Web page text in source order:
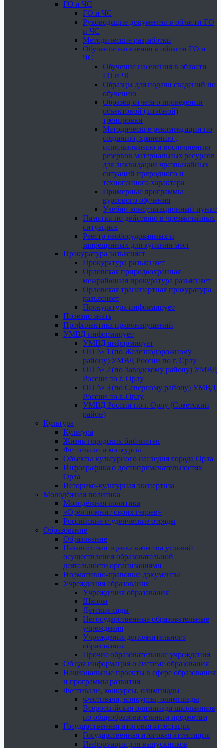
ГО и ЧС
ГО и ЧС
Руководящие документы в области ГО
и ЧС
Методические разработки
Обучение населения в области ГО и
ЧС
Обучение населения в области
ГО и ЧС
Образцы для подачи сведений по
обучению
Образец отчёта о проведении
объектовой (штабной)
тренировки
Методические рекомендации по
созданию, хранению ,
использованию и восполнению
резервов материальных ресурсов
для ликвидации чрезвычайных
ситуаций природного и
техногенного характера
Примерные программы
курсового обучения
Учебно-консультационный пункт
Памятки по действию в чрезвычайных
ситуациях
Реестр необорудованных и
запрещенных для купания мест
Прокуратура разъясняет
Прокуратура разъясняет
Орловская природоохранная
межрайонная прокуратура разъясняет
Орловская транспортная прокуратура
разъясняет
Прокуратура информирует
Полезно знать
Профилактика правонарушений
УМВД информирует
УМВД информирует
ОП № 1 (по Железнодорожному
району) УМВД России по г. Орлу
ОП № 2 (по Заводскому району) УМВД
России по г. Орлу
ОП № 3 (по Северному району) УМВД
России по г. Орлу
УМВД России по г. Орлу (Советский
район)
Культура
Культура
Жизнь городских библиотек
Фестивали и конкурсы
Объекты культурного наследия города Орла
Инфографика о достопримечательностях
Орла
Историко-культурная экспертиза
Молодёжная политика
Молодёжная политика
«Орёл помнит своих героев»
Российские студенческие отряды
Образование
Образование
Независимая оценка качества условий
осуществления образовательной
деятельности организациями
Нормативно-правовые документы
Учреждения образования
Учреждения образования
Школы
Детские сады
Негосударственные образовательные
учреждения
Учреждения дополнительного
образования
Прочие образовательные учреждения
Общая информация о системе образования
Национальные проекты в сфере образования
и программы развития
Фестивали, конкурсы, олимпиады
Фестивали, конкурсы, олимпиады
Всероссийская олимпиада школьников
по общеобразовательным предметам
Государственная итоговая аттестация
Государственная итоговая аттестация
Информация для выпускников